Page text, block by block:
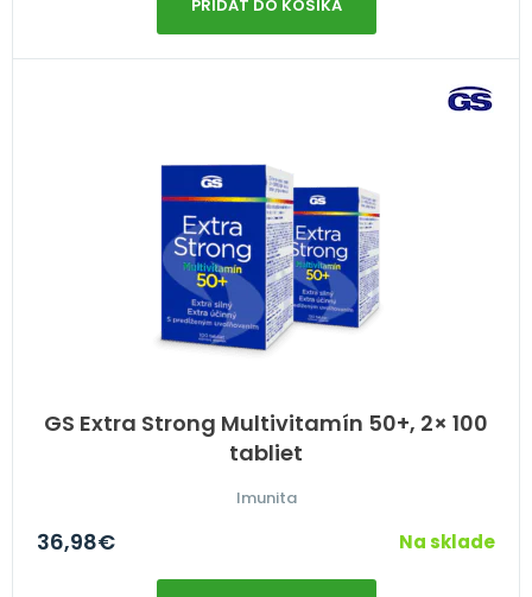
PRIDAŤ DO KOŠÍKA
GS Extra Strong Multivitamín 50+, 2× 100
tabliet
Imunita
36,98€ Na sklade